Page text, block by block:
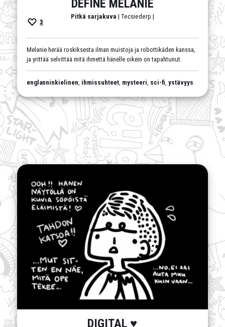
DEFINE MELANIE
Pitkä sarjakuva | Tecsiederp |
3
Melanie herää roskiksesta ilman muistoja ja robottikäden kanssa,
ja yrittää selvittää mitä ihmettä hänelle oikein on tapahtunut.
englanninkielinen ihmissuhteet mysteeri sci-fi ,ystävyys
DIGITAL ♥